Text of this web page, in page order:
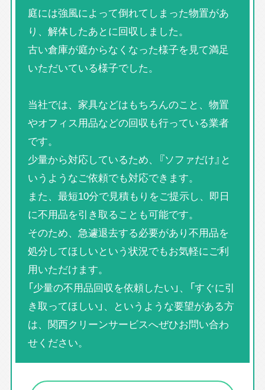
庭には強風によって倒れてしまった物置があ
り、解体したあとに回収しました。
古い倉庫が庭からなくなった様子を見て満足
いただいている様子でした。
当社では、家具などはもちろんのこと、物置
やオフィス用品などの回収も行っている業者
です。
少量から対応しているため、『ソファだけ』と
いうようなご依頼でも対応できます。
また、最短10分で見積もりをご提示し、即日
に不用品を引き取ることも可能です。
そのため、急遽退去する必要があり不用品を
処分してほしいという状況でもお気軽にご利
用いただけます。
「少量の不用品回収を依頼したい」、「すぐに引
き取ってほしい」、というような要望がある方
は、関西クリーンサービスへぜひお問い合わ
せください。